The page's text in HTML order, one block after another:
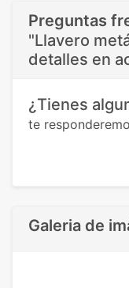
Preguntas
"Llavero
detalles en
¿Tienes
te
Galeria de